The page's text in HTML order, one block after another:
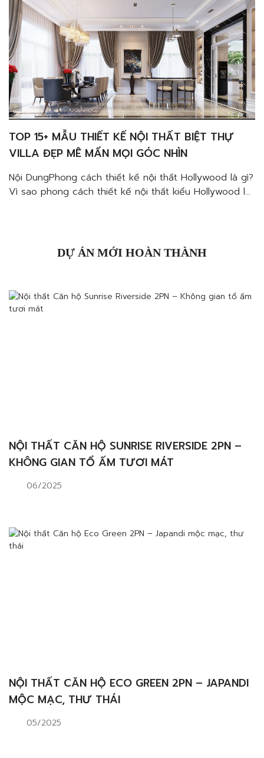
TOP 15+ MẪU THIẾT KẾ NỘI THẤT BIỆT THỰ
VILLA ĐẸP MÊ MẨN MỌI GÓC NHÌN
Nội DungPhong cách thiết kế nội thất Hollywood là gì?
Vì sao phong cách thiết kế nội thất kiểu Hollywood lại
tiết trang trí cuốn hút Thiết kế nội […]
DỰ ÁN MỚI HOÀN THÀNH
NỘI THẤT CĂN HỘ SUNRISE RIVERSIDE 2PN –
KHÔNG GIAN TỔ ẤM TƯƠI MÁT
06/2025
NỘI THẤT CĂN HỘ ECO GREEN 2PN – JAPANDI
MỘC MẠC, THƯ THÁI
05/2025